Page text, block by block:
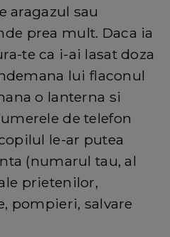
aragazul sau
prea mult. Daca ia
te ca i-ai lasat doza
lui flaconul
o lanterna si
de telefon
le-ar putea
(numarul tau, al
prietenilor,
pompieri, salvare